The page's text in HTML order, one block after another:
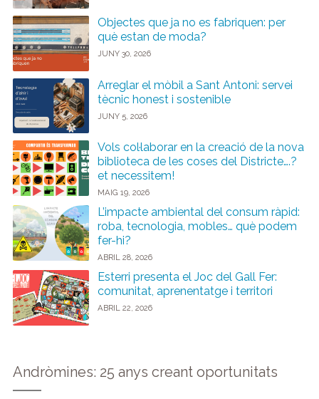
Objectes que ja no es fabriquen: per
què estan de moda?
JUNY 30, 2026
Arreglar el mòbil a Sant Antoni: servei
tècnic honest i sostenible
JUNY 5, 2026
Vols col·laborar en la creació de la nova
biblioteca de les coses del Districte….?
et necessitem!
MAIG 19, 2026
L’impacte ambiental del consum ràpid:
roba, tecnologia, mobles… què podem
fer-hi?
ABRIL 28, 2026
Esterri presenta el Joc del Gall Fer:
comunitat, aprenentatge i territori
ABRIL 22, 2026
Andròmines: 25 anys creant oportunitats